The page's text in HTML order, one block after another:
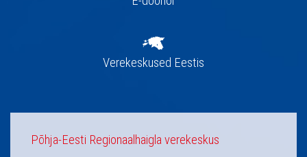
Verekeskused Eestis
Põhja-Eesti Regionaalhaigla verekeskus